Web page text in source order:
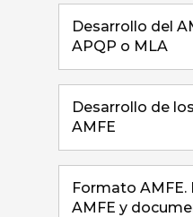
Desarrollo del
APQP o MLA
Desarrollo de
AMFE
Formato AMFE.
AMFE y